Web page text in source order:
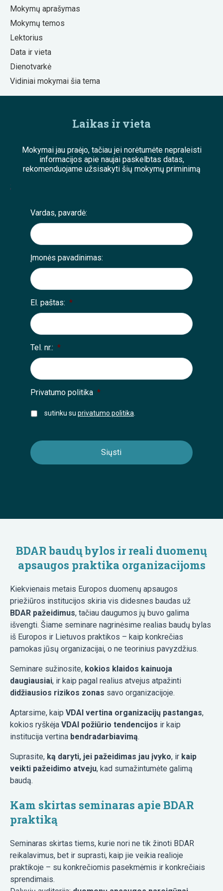
Mokymų aprašymas
Mokymų temos
Lektorius
Data ir vieta
Dienotvarkė
Vidiniai mokymai šia tema
Laikas ir vieta
Mokymai jau praėjo, tačiau jei norėtumėte nepraleisti
informacijos apie naujai paskelbtas datas,
rekomenduojame užsisakyti šių mokymų priminimą
;
Vardas, pavardė:
Įmonės pavadinimas:
El. paštas: *
Tel. nr.: *
Privatumo politika *
sutinku su privatumo politika
BDAR baudų bylos ir reali duomenų
apsaugos praktika organizacijoms
Kiekvienais metais Europos duomenų apsaugos
priežiūros institucijos skiria vis didesnes baudas už
BDAR pažeidimus, tačiau daugumos jų buvo galima
išvengti. Šiame seminare nagrinėsime realias baudų bylas
iš Europos ir Lietuvos praktikos – kaip konkrečias
pamokas jūsų organizacijai, o ne teorinius pavyzdžius.
Seminare sužinosite, kokios klaidos kainuoja
daugiausiai, ir kaip pagal realius atvejus atpažinti
didžiausios rizikos zonas savo organizacijoje.
Aptarsime, kaip VDAI vertina organizacijų pastangas,
kokios ryškėja VDAI požiūrio tendencijos ir kaip
institucija vertina bendradarbiavimą.
Suprasite, ką daryti, jei pažeidimas jau įvyko, ir kaip
veikti pažeidimo atveju, kad sumažintumėte galimą
baudą.
Kam skirtas seminaras apie BDAR
praktiką
Seminaras skirtas tiems, kurie nori ne tik žinoti BDAR
reikalavimus, bet ir suprasti, kaip jie veikia realioje
praktikoje – su konkrečiomis pasekmėmis ir konkrečiais
sprendimais.